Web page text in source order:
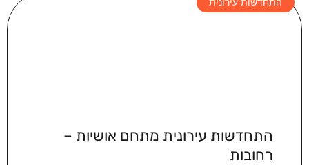
התחדשות עירונית מתחם אושיות –
רחובות